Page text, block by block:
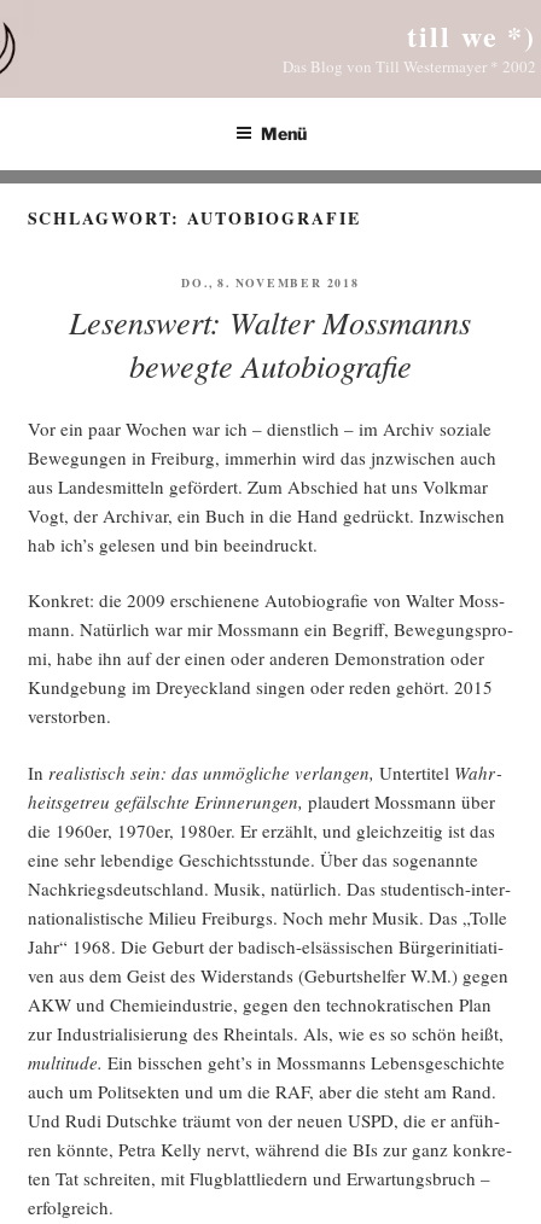
Inhalt
springen
till we *)
Das Blog von Till Westermayer * 2002
Menü
SCHLAGWORT:AUTOBIOGRAFIE
VERÖFFENTLICHT
DO., 8. NOVEMBER 2018
Lesenswert: Walter Mossmanns
bewegte Autobiografie
Vor ein paar Wochen war ich – dienst­lich – im Archiv sozia­le
Bewe­gun­gen in Frei­burg, immer­hin wird das jnzwi­schen auch
aus Lan­des­mit­teln geför­dert. Zum Abschied hat uns Volk­mar
Vogt, der Archi­var, ein Buch in die Hand gedrückt. Inzwi­schen
hab ich’s gele­sen und bin beeindruckt.
Kon­kret: die 2009 erschie­ne­ne Auto­bio­gra­fie von Wal­ter Moss­
mann. Natür­lich war mir Moss­mann ein Begriff, Bewe­gungs­pro­
mi, habe ihn auf der einen oder ande­ren Demons­tra­ti­on oder
Kund­ge­bung im Dreyeck­land sin­gen oder reden gehört. 2015
verstorben.
In rea­lis­tisch sein: das unmög­li­che ver­lan­gen, Unter­ti­tel Wahr­
heits­ge­treu gefälsch­te Erin­ne­run­gen, plau­dert Moss­mann über
die 1960er, 1970er, 1980er. Er erzählt, und gleich­zei­tig ist das
eine sehr leben­di­ge Geschichts­stun­de. Über das soge­nann­te
Nach­kriegs­deutsch­land. Musik, natür­lich. Das stu­den­tisch-inter­
na­tio­na­lis­ti­sche Milieu Frei­burgs. Noch mehr Musik. Das „Tol­le
Jahr“ 1968. Die Geburt der badisch-elsäs­si­schen Bür­ger­initia­ti­
ven aus dem Geist des Wider­stands (Geburts­hel­fer W.M.) gegen
AKW und Che­mie­in­dus­trie, gegen den tech­no­kra­ti­schen Plan
zur Indus­tria­li­sie­rung des Rhein­tals. Als, wie es so schön heißt,
multi­tu­de. Ein biss­chen geht’s in Moss­manns Lebens­ge­schich­te
auch um Polit­sek­ten und um die RAF, aber die steht am Rand.
Und Rudi Dutsch­ke träumt von der neu­en USPD, die er anfüh­
ren könn­te, Petra Kel­ly nervt, wäh­rend die BIs zur ganz kon­kre­
ten Tat schrei­ten, mit Flug­blatt­lie­dern und Erwar­tungs­bruch –
erfolgreich.